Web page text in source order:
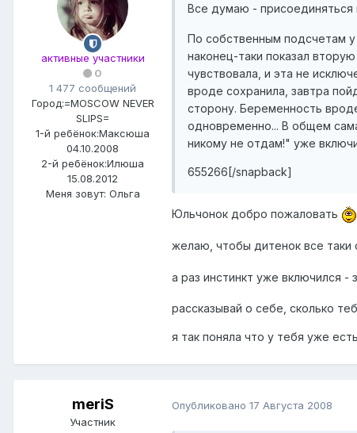
активные участники
0
1 477 сообщений
Город:=MOSCOW NEVER
SLIPS=
1-й ребёнок:Максюша
04.10.2008
2-й ребёнок:Илюша
15.08.2012
Меня зовут: Ольга
Все думаю - присоединяться
По собственным подсчетам
наконец-таки показал
чувствовала, и эта не
вроде сохранила, завтра
сторону. Беременность
одновременно... В общем
никому не отдам!" уже
655266[/snapback]
Юльчонок добро пожаловать
желаю, чтобы дитенок все таки
а раз инстинкт уже включился -
рассказывай о себе, сколько
я так поняла что у тебя уже
meriS
Участник
Опубликовано 17 Августа 2008